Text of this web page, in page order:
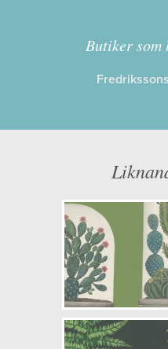
Kollektion:
Information
Längd x
NCS
Färg: Grön,
Svartaktig,
Mönster:
Struktur: Slät
Butiker som